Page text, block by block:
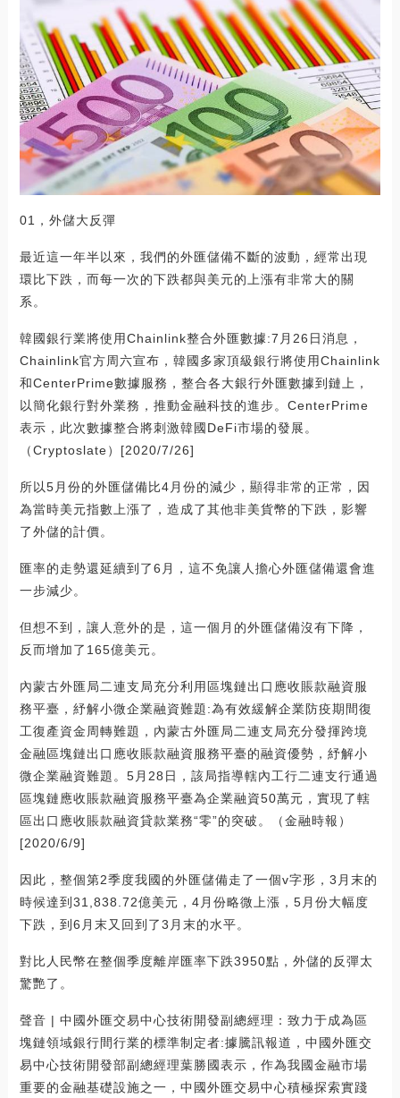
01，外儲大反彈
最近這一年半以來，我們的外匯儲備不斷的波動，經常出現
環比下跌，而每一次的下跌都與美元的上漲有非常大的關
系。
韓國銀行業將使用Chainlink整合外匯數據:7月26日消息，
Chainlink官方周六宣布，韓國多家頂級銀行將使用Chainlink
和CenterPrime數據服務，整合各大銀行外匯數據到鏈上，
以簡化銀行對外業務，推動金融科技的進步。CenterPrime
表示，此次數據整合將刺激韓國DeFi市場的發展。
（Cryptoslate）[2020/7/26]
所以5月份的外匯儲備比4月份的減少，顯得非常的正常，因
為當時美元指數上漲了，造成了其他非美貨幣的下跌，影響
了外儲的計價。
匯率的走勢還延續到了6月，這不免讓人擔心外匯儲備還會進
一步減少。
但想不到，讓人意外的是，這一個月的外匯儲備沒有下降，
反而增加了165億美元。
內蒙古外匯局二連支局充分利用區塊鏈出口應收賬款融資服
務平臺，紓解小微企業融資難題:為有效緩解企業防疫期間復
工復產資金周轉難題，內蒙古外匯局二連支局充分發揮跨境
金融區塊鏈出口應收賬款融資服務平臺的融資優勢，紓解小
微企業融資難題。5月28日，該局指導轄內工行二連支行通過
區塊鏈應收賬款融資服務平臺為企業融資50萬元，實現了轄
區出口應收賬款融資貸款業務“零”的突破。（金融時報）
[2020/6/9]
因此，整個第2季度我國的外匯儲備走了一個v字形，3月末的
時候達到31,838.72億美元，4月份略微上漲，5月份大幅度
下跌，到6月末又回到了3月末的水平。
對比人民幣在整個季度離岸匯率下跌3950點，外儲的反彈太
驚艷了。
聲音 | 中國外匯交易中心技術開發副總經理：致力于成為區
塊鏈領域銀行間行業的標準制定者:據騰訊報道，中國外匯交
易中心技術開發部副總經理葉勝國表示，作為我國金融市場
重要的金融基礎設施之一，中國外匯交易中心積極探索實踐